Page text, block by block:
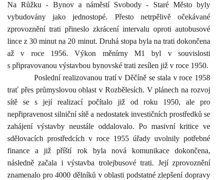
Na Růžku - Bynov a náměstí Svobody - Staré Město byly
vybudovány jako jednostopé. Přesto netrpělivě očekávané
zprovoznění trati přineslo zkrácení intervalu oproti autobusové
lince z 30 minut na 20 minut. Druhá stopa byla na trati dokončena
až v roce 1956. Výkon měnírny M1 byl v souvislosti
s připravovanou výstavbou bynovské trati zesílen již v roce 1950.
Poslední realizovanou tratí v Děčíně se stala v roce 1958
trať přes průmyslovou oblast v Rozbělesích. V plánech na rozvoj
sítě se s její realizací počítalo již od roku 1950, ale pro
nepřipravenost silniční sítě a nedostatek investičních prostředků se
zahájení výstavby neustále oddalovalo. Po masivní kritice ve
sdělovacích prostředcích v roce 1955 úřady uvolnily potřebné
finance a již příští rok byla nová komunikace dokončena,
následně začala i výstavba trolejbusové trati. Její zprovoznění
znamenalo pro 4000 dělníků v oblasti podstatné zlepšení dopravy